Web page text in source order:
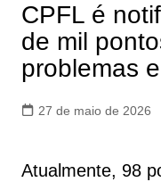
CPFL é
de mil
problemas
27 de maio de 2026
Atualmente, 98